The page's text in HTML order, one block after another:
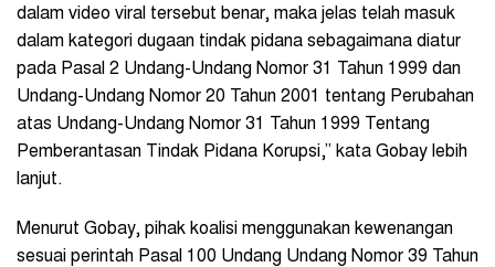
dalam video viral tersebut benar, maka jelas telah masuk
dalam kategori dugaan tindak pidana sebagaimana diatur
pada Pasal 2 Undang-Undang Nomor 31 Tahun 1999 dan
Undang-Undang Nomor 20 Tahun 2001 tentang Perubahan
atas Undang-Undang Nomor 31 Tahun 1999 Tentang
Pemberantasan Tindak Pidana Korupsi,” kata Gobay lebih
lanjut.
Menurut Gobay, pihak koalisi menggunakan kewenangan
sesuai perintah Pasal 100 Undang Undang Nomor 39 Tahun